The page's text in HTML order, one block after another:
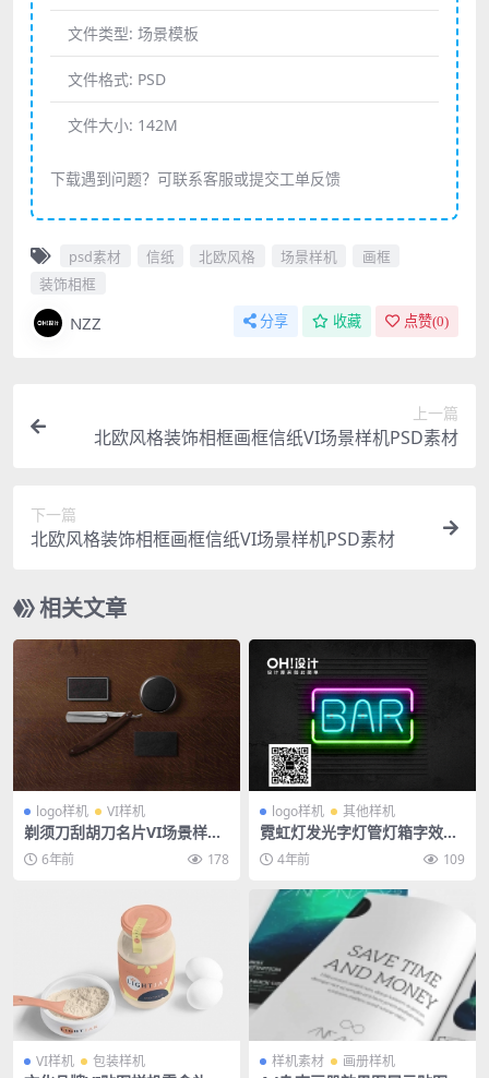
文件类型: 场景模板
文件格式: PSD
文件大小: 142M
下载遇到问题？可联系客服或提交工单反馈
psd素材 信纸 北欧风格 场景样机
画框
装饰相框
NZZ 分享 收藏 点赞(0)
上一篇
北欧风格装饰相框画框信纸VI场景样机PSD素材
下一篇
北欧风格装饰相框画框信纸VI场景样机PSD素材
相关文章
logo样机 VI样机
剃须刀刮胡刀名片VI场景样机
模版6年前 178
logo样机 其他样机
霓虹灯发光字灯管灯箱字效样
机 4年前 109
VI样机 包装样机 样机素材 画册样机